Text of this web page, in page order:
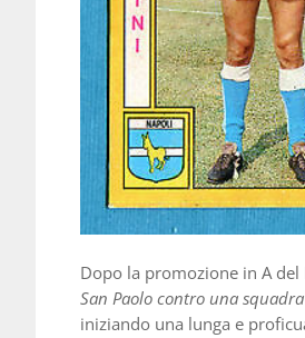
Dopo la promozione in A
San Paolo contro una
iniziando una lunga e